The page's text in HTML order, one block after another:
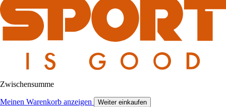
Zwischensumme
Meinen Warenkorb anzeigen Weiter einkaufen